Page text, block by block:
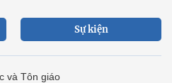
Sự kiện
và Tôn giáo